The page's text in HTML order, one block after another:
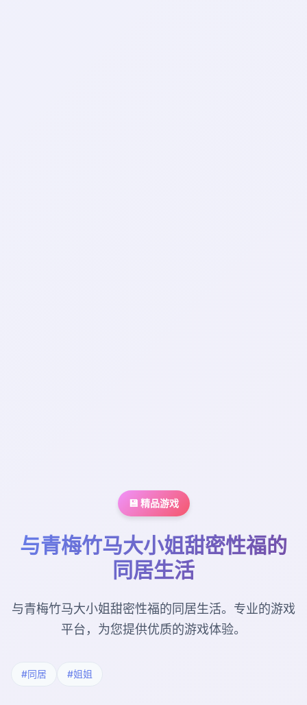
💾 精品游戏
与青梅竹马大小姐甜密性福的
同居生活
与青梅竹马大小姐甜密性福的同居生活。专业的游戏
平台，为您提供优质的游戏体验。
#同居 #姐姐